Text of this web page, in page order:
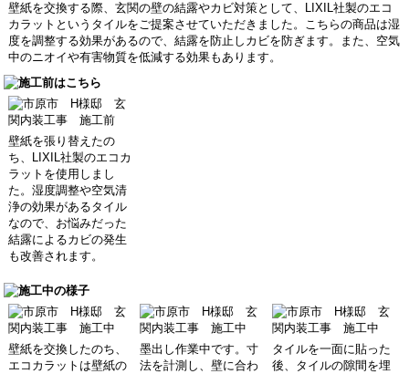
壁紙を交換する際、玄関の壁の結露やカビ対策として、LIXIL社製のエコ
カラットというタイルをご提案させていただきました。こちらの商品は湿
度を調整する効果があるので、結露を防止しカビを防ぎます。また、空気
中のニオイや有害物質を低減する効果もあります。
壁紙を張り替えたの
ち、LIXIL社製のエコカ
ラットを使用しまし
た。湿度調整や空気清
浄の効果があるタイル
なので、お悩みだった
結露によるカビの発生
も改善されます。
壁紙を交換したのち、
エコカラットは壁紙の
墨出し作業中です。寸
法を計測し、壁に合わ
タイルを一面に貼った
後、タイルの隙間を埋